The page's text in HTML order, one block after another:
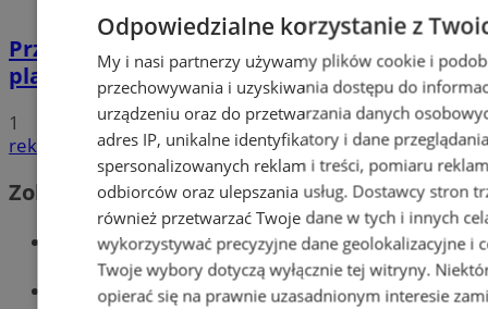
Przyszłość Wodzisławia Śląskiego:
planowane inwestycje na 2025 rok
1
reklama
Zobacz również
Wiadomości kryminalne w Wodzisławiu
Wiadomości lokalne
Odpowiedzialne korzystanie z
My i nasi partnerzy używamy plików cookie i
przechowywania i uzyskiwania dostępu do
urządzeniu oraz do przetwarzania danych
adres IP, unikalne identyfikatory i dane
spersonalizowanych reklam i treści, pomiaru
odbiorców oraz ulepszania usług. Dostawcy stron
również przetwarzać Twoje dane w tych i innych
wykorzystywać precyzyjne dane geolokalizacyjne i
Twoje wybory dotyczą wyłącznie tej witryny.
opierać się na prawnie uzasadnionym interesie